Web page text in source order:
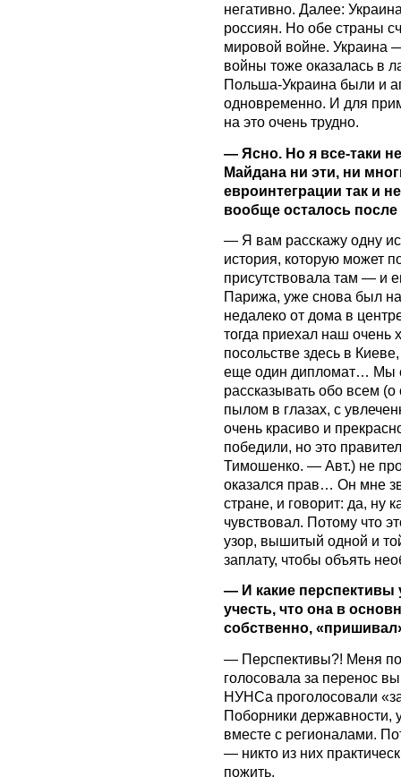
негативно. Далее:
россиян. Но обе страны
мировой войне. Украина
войны тоже оказалась в
Польша-Украина были и
одновременно. И для
на это очень трудно.
— Ясно. Но я все-таки
Майдана ни эти, ни
евроинтеграции так и
вообще осталось
— Я вам расскажу одну
история, которую может
присутствовала там — и
Парижа, уже снова был
недалеко от дома в
тогда приехал наш очень
посольстве здесь в
еще один дипломат… Мы
рассказывать обо всем
пылом в глазах, с
очень красиво и
победили, но это
Тимошенко. — Авт.) не
оказался прав… Он мне
стране, и говорит: да, ну
чувствовал. Потому что
узор, вышитый одной и
заплату, чтобы объять
— И какие
учесть, что она в
собственно,
— Перспективы?! Меня
голосовала за перенос
НУНСа проголосовали
Поборники державности,
вместе с регионалами.
— никто из них
пожить.